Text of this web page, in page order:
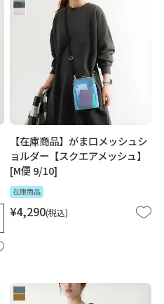
【在庫商品】がま口メッシュシ
ョルダー【スクエアメッシュ】
[M便 9/10]
在庫商品
¥4,290 税込